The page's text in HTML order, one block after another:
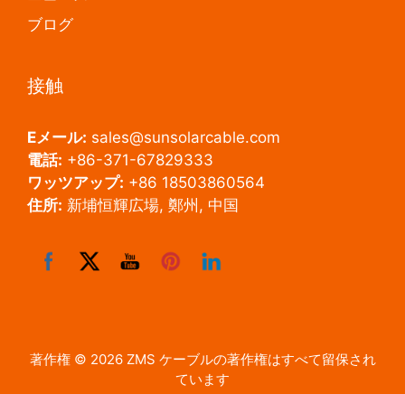
ブログ
接触
Eメール: sales@sunsolarcable.com
電話: +86-371-67829333
ワッツアップ: +86 18503860564
住所: 新埔恒輝広場, 鄭州, 中国
著作権 © 2026 ZMS ケーブルの著作権はすべて留保され
ています